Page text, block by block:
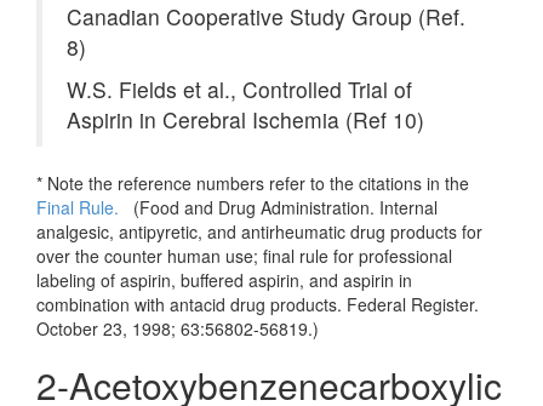
Canadian Cooperative Study Group (Ref.
8)
W.S. Fields et al., Controlled Trial of
Aspirin in Cerebral Ischemia (Ref 10)
* Note the reference numbers refer to the citations in the
Final Rule. (Food and Drug Administration. Internal
analgesic, antipyretic, and antirheumatic drug products for
over the counter human use; final rule for professional
labeling of aspirin, buffered aspirin, and aspirin in
combination with antacid drug products. Federal Register.
October 23, 1998; 63:56802-56819.)
2-Acetoxybenzenecarboxylic